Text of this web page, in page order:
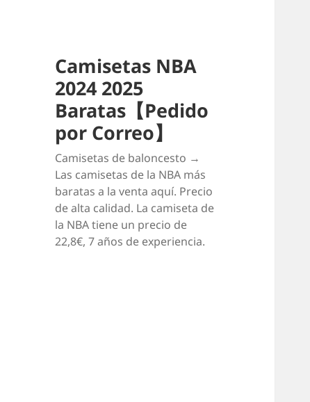
Camisetas NBA
2024 2025
Baratas【Pedido
por Correo】
Camisetas de baloncesto →
Las camisetas de la NBA más
baratas a la venta aquí. Precio
de alta calidad. La camiseta de
la NBA tiene un precio de
22,8€, 7 años de experiencia.